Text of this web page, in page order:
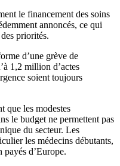
le financement des soins
annoncés, ce qui
priorités.
d’une grève de
1,2 million d’actes
soient toujours
que les modestes
le budget ne permettent pas
du secteur. Les
les médecins débutants,
d’Europe.